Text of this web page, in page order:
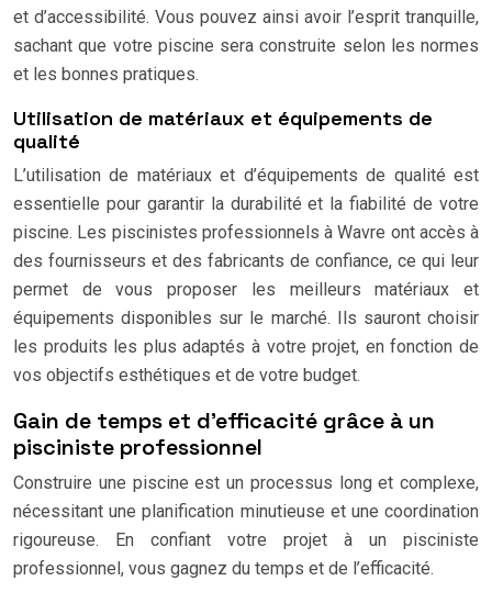
et d’accessibilité. Vous pouvez ainsi avoir l’esprit tranquille,
sachant que votre piscine sera construite selon les normes
et les bonnes pratiques.
Utilisation de matériaux et équipements de
qualité
L’utilisation de matériaux et d’équipements de qualité est
essentielle pour garantir la durabilité et la fiabilité de votre
piscine. Les piscinistes professionnels à Wavre ont accès à
des fournisseurs et des fabricants de confiance, ce qui leur
permet de vous proposer les meilleurs matériaux et
équipements disponibles sur le marché. Ils sauront choisir
les produits les plus adaptés à votre projet, en fonction de
vos objectifs esthétiques et de votre budget.
Gain de temps et d’efficacité grâce à un
pisciniste professionnel
Construire une piscine est un processus long et complexe,
nécessitant une planification minutieuse et une coordination
rigoureuse. En confiant votre projet à un pisciniste
professionnel, vous gagnez du temps et de l’efficacité.